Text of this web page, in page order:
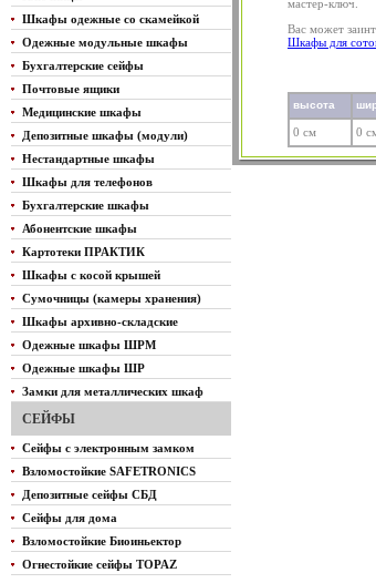
Шкафы одежные со скамейкой
Одежные модульные шкафы
Бухгалтерские сейфы
Почтовые ящики
Медицинские шкафы
Депозитные шкафы (модули)
Нестандартные шкафы
Шкафы для телефонов
Бухгалтерские шкафы
Абонентские шкафы
Картотеки ПРАКТИК
Шкафы с косой крышей
Сумочницы (камеры хранения)
Шкафы архивно-складские
Одежные шкафы ШРМ
Одежные шкафы ШР
Замки для металлических шкаф
СЕЙФЫ
Сейфы с электронным замком
Взломостойкие SAFETRONICS
Депозитные сейфы СБД
Сейфы для дома
Взломостойкие Биоиньектор
Огнестойкие сейфы TOPAZ
мастер-ключ.
Вас может
Шкафы для
высота
0 см 0